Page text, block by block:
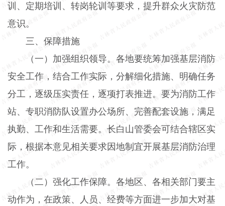
训、定期培训、转岗轮训等要求，提升群众火灾防范
意识。
三、保障措施
（一）加强组织领导。 各地要统筹加强基层消防
安全工作，结合工作实际，分解细化措施、明确任务
分工，逐级压实责任，逐项打表推进。要为消防工作
站、专职消防队设置办公场所、完善配套设施，满足
执勤、工作和生活需要。长白山管委会可结合辖区实
际，根据本意见相关要求因地制宜开展基层消防治理
工作。
（二）强化工作保障。 各地区、各相关部门要主
动作为，在政策、人员、经费等方面进一步加大对基